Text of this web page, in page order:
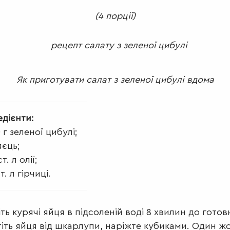
(4 порції)
Як приготувати салат з зеленої цибулі вдома
г зеленої цибулі;
л олії;
л гірчиці.
курячі яйця в підсоленій воді 8 хвилин до
яйця від шкарлупи, наріжте кубиками. Один